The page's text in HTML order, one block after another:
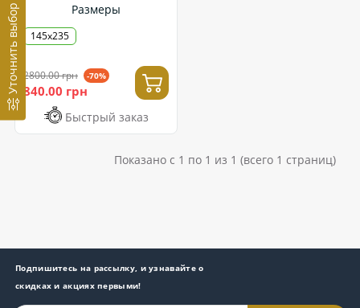
Уточнить выбор Размеры
145x235
2800.00 грн -70%
840.00 грн
Быстрый заказ
Показано с 1 по 1 из 1 (всего 1 страниц)
Подпишитесь на рассылку, и узнавайте о
скидках и акциях первыми!